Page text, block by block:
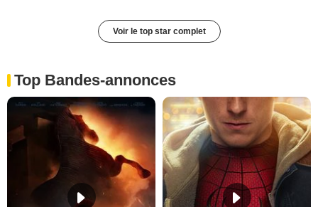
Voir le top star complet
Top Bandes-annonces